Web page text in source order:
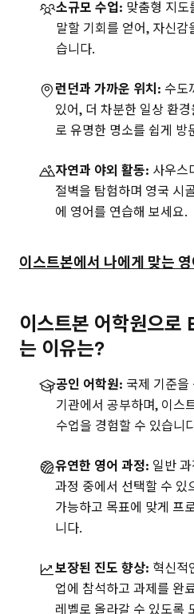
소규모 수업: 맞춤형 지도
말할 기회를 얻어, 자신감
습니다.
런던과 가까운 위치: 수도
있어, 더 차분한 일상 환
로 유명한 명소를 쉽게 방
자연과 야외 활동: 사우스
절벽을 탐험하며 영국 시
에 영어를 연습해 보세요.
이스트본에서 나에게 맞는 영
이스트본 어학원으로
는 이유는?
공인 어학원: 국제 기준을
기관에서 공부하며, 이스
수업을 경험할 수 있습니
유연한 영어 과정: 일반
과정 중에서 선택할 수 있
가능하고 목표에 맞게 프
니다.
보장된 진도 향상: 혁신적
업에 참석하고 과제를 완
레벨로 올라갈 수 있도록